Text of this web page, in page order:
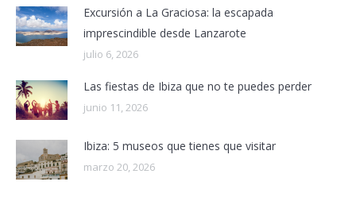
Excursión a La Graciosa: la escapada
imprescindible desde Lanzarote
julio 6, 2026
Las fiestas de Ibiza que no te puedes perder
junio 11, 2026
Ibiza: 5 museos que tienes que visitar
marzo 20, 2026